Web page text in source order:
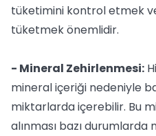
tüketimini kontrol etmek
tüketmek önemlidir.
- Mineral Zehirlenmesi:
mineral içeriği nedeniyle
miktarlarda içerebilir. Bu
alınması bazı